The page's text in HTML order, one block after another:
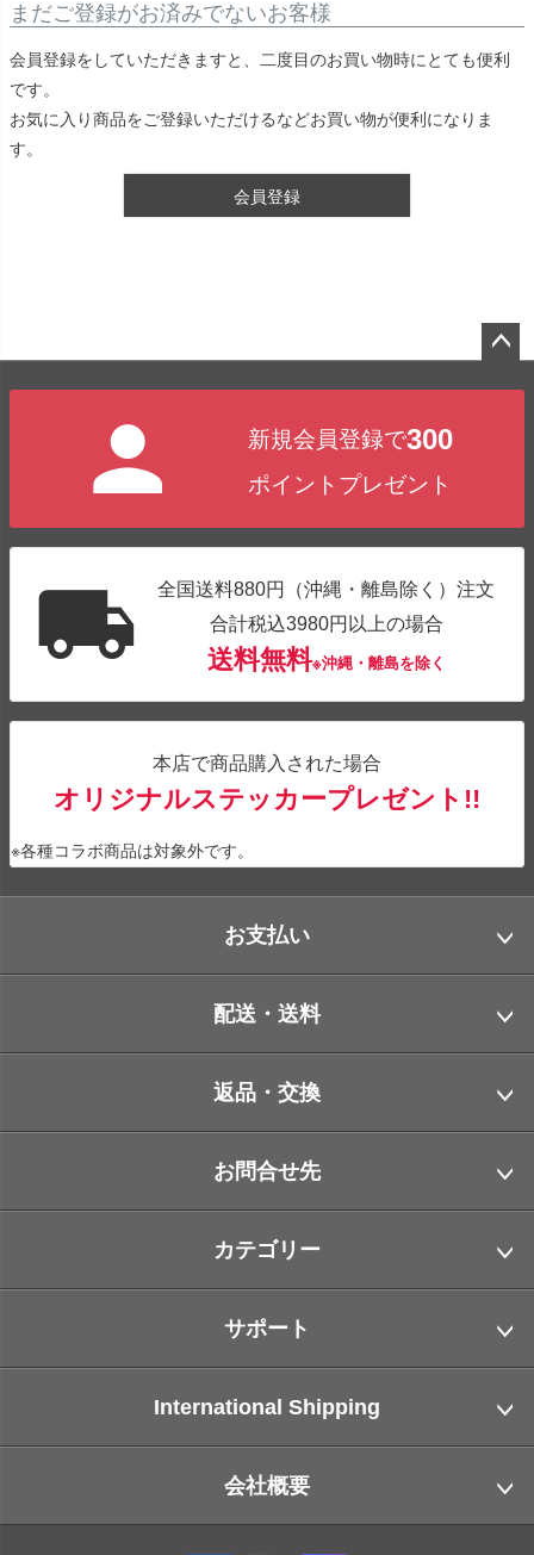
まだご登録がお済みでないお客様
会員登録をしていただきますと、二度目のお買い物時にとても便利
です。
お気に入り商品をご登録いただけるなどお買い物が便利になりま
す。
会員登録
新規会員登録で300
ポイントプレゼント
全国送料880円（沖縄・離島除く）注文
合計税込3980円以上の場合
送料無料※沖縄・離島を除く
本店で商品購入された場合
オリジナルステッカープレゼント!!
※各種コラボ商品は対象外です。
お支払い
配送・送料
返品・交換
お問合せ先
カテゴリー
サポート
International Shipping
会社概要